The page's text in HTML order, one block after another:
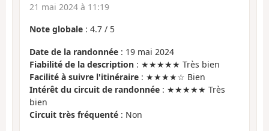
21 mai 2024 à 11:19
Note globale : 4.7 / 5
Date de la randonnée : 19 mai 2024
Fiabilité de la description : ★★★★★ Très bien
Facilité à suivre l'itinéraire : ★★★★☆ Bien
Intérêt du circuit de randonnée : ★★★★★ Très
bien
Circuit très fréquenté : Non